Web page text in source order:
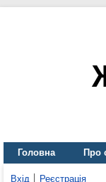
Головна Про
Вхід Реєстрація